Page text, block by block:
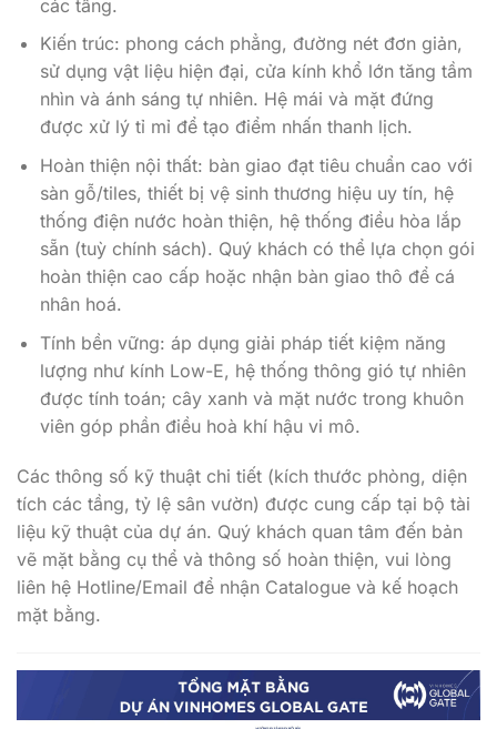
các tầng.
Kiến trúc: phong cách phẳng, đường nét đơn giản,
sử dụng vật liệu hiện đại, cửa kính khổ lớn tăng tầm
nhìn và ánh sáng tự nhiên. Hệ mái và mặt đứng
được xử lý tỉ mỉ để tạo điểm nhấn thanh lịch.
Hoàn thiện nội thất: bàn giao đạt tiêu chuẩn cao với
sàn gỗ/tiles, thiết bị vệ sinh thương hiệu uy tín, hệ
thống điện nước hoàn thiện, hệ thống điều hòa lắp
sẵn (tuỳ chính sách). Quý khách có thể lựa chọn gói
hoàn thiện cao cấp hoặc nhận bàn giao thô để cá
nhân hoá.
Tính bền vững: áp dụng giải pháp tiết kiệm năng
lượng như kính Low-E, hệ thống thông gió tự nhiên
được tính toán; cây xanh và mặt nước trong khuôn
viên góp phần điều hoà khí hậu vi mô.
Các thông số kỹ thuật chi tiết (kích thước phòng, diện
tích các tầng, tỷ lệ sân vườn) được cung cấp tại bộ tài
liệu kỹ thuật của dự án. Quý khách quan tâm đến bản
vẽ mặt bằng cụ thể và thông số hoàn thiện, vui lòng
liên hệ Hotline/Email để nhận Catalogue và kế hoạch
mặt bằng.